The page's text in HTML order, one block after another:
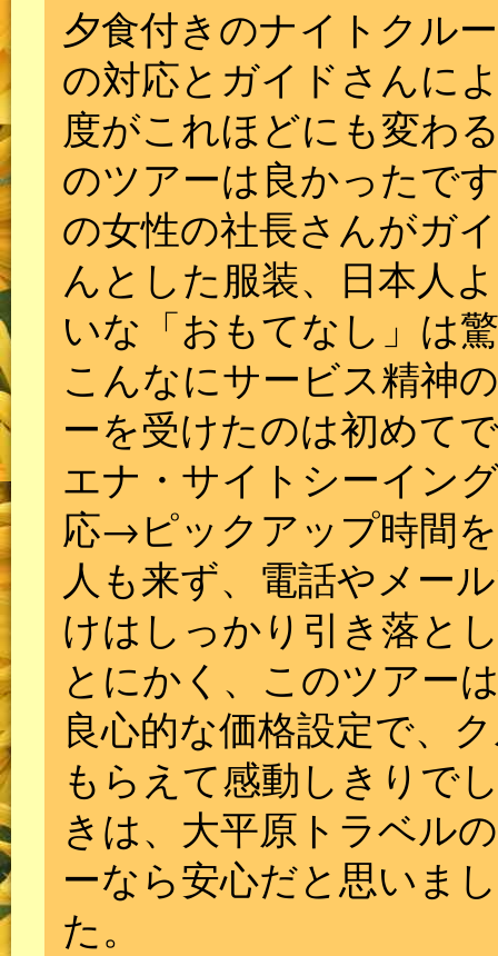
夕食付きのナイトクル
の対応とガイドさんに
度がこれほどにも変わ
のツアーは良かったで
の女性の社長さんがガ
んとした服装、日本人
いな「おもてなし」は
こんなにサービス精神
ーを受けたのは初めて
エナ・サイトシーイン
応→ピックアップ時間
人も来ず、電話やメー
けはしっかり引き落と
とにかく、このツアー
良心的な価格設定で、
もらえて感動しきりで
きは、大平原トラベル
ーなら安心だと思いま
た。